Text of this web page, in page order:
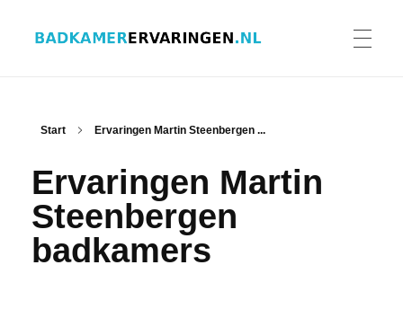
ERVARINGEN BADKAMERS
BADKAMERERVARING DELEN
Start Ervaringen Martin Steenbergen ...
Ervaringen Martin
Steenbergen
badkamers